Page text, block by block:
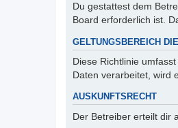
Du gestattest dem
Board erforderlich ist.
GELTUNGSBEREICH
Diese Richtlinie
Daten verarbeitet, wird
AUSKUNFTSRECHT
Der Betreiber erteilt dir